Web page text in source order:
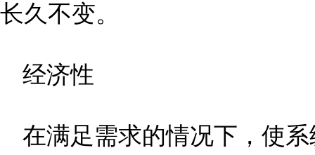
长久不变。
经济性
在满足需求的情况下，使